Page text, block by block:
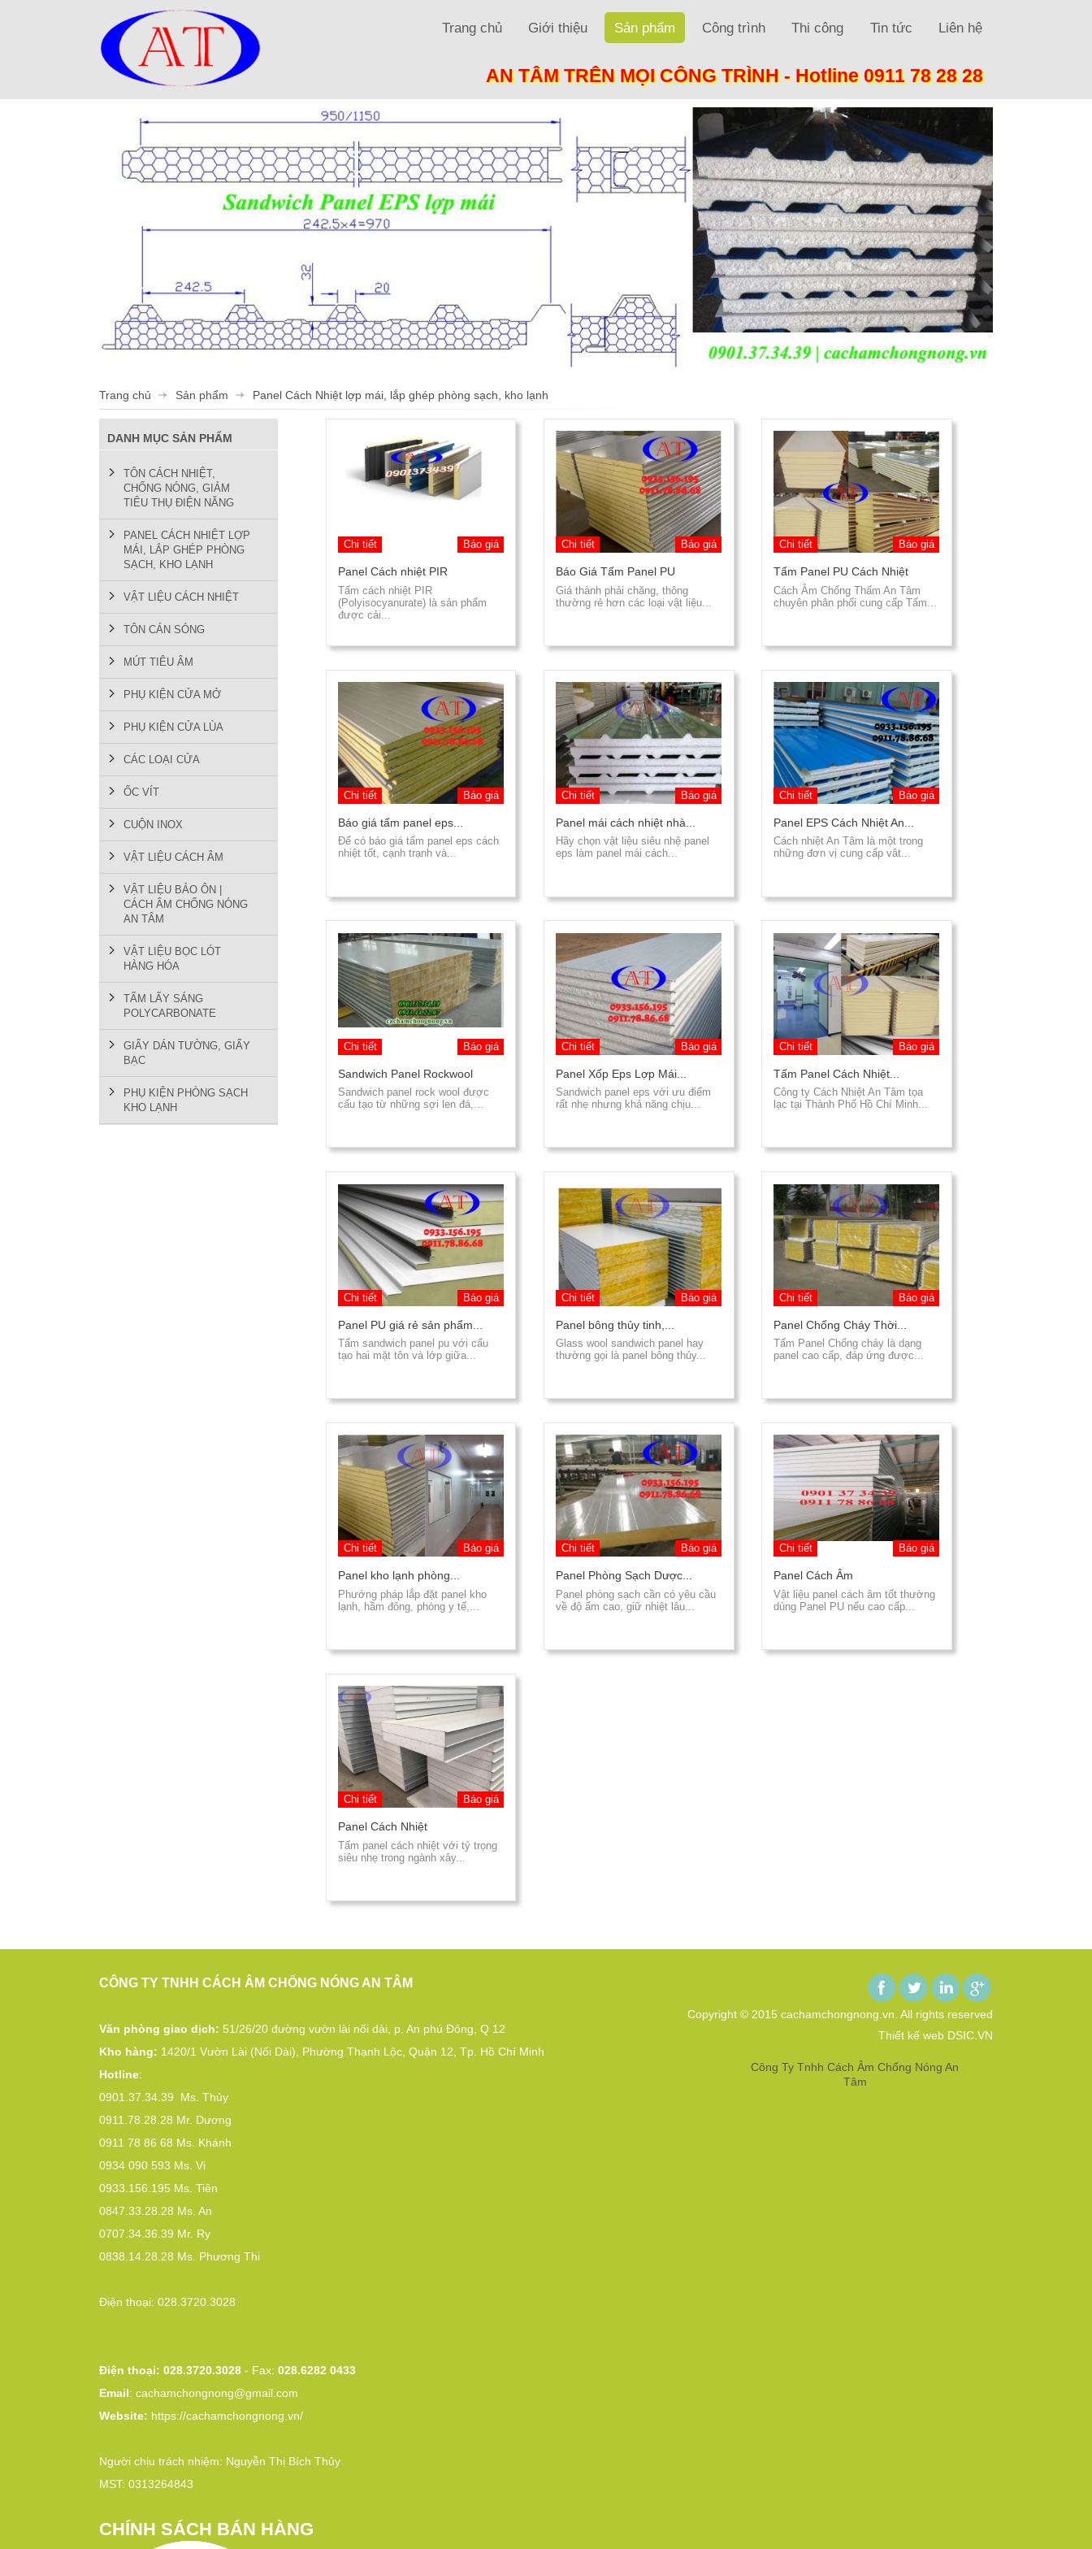
Trang chủ Giới thiệu Sản phẩm Công trình Thi công Tin tức Liên hệ
AN TÂM TRÊN MỌI CÔNG TRÌNH -Hotline 0911 78 28 28
Trang chủ Sản phẩm Panel Cách Nhiệt lợp mái, lắp ghép phòng sạch, kho lạnh
Chi tiết Báo giá
Panel Cách nhiệt PIR
Tấm cách nhiệt PIR
(Polyisocyanurate) là sản phẩm
được cải...
Chi tiết Báo giá
Báo Giá Tấm Panel PU
Giá thành phải chăng, thông
thường rẻ hơn các loại vật liệu...
Chi tiết Báo giá
Tấm Panel PU Cách Nhiệt
Cách Âm Chống Thấm An Tâm
chuyên phân phối cung cấp Tấm...
Chi tiết Báo giá
Báo giá tấm panel eps...
Để có báo giá tấm panel eps cách
nhiệt tốt, cạnh trạnh và...
Chi tiết Báo giá
Panel mái cách nhiệt nhà...
Hãy chọn vật liệu siêu nhệ panel
eps làm panel mái cách...
Chi tiết Báo giá
Panel EPS Cách Nhiệt An...
Cách nhiệt An Tâm là một trong
những đơn vị cung cấp vât...
Chi tiết Báo giá
Sandwich Panel Rockwool
Sandwich panel rock wool được
cấu tạo từ những sợi len đá,...
Chi tiết Báo giá
Panel Xốp Eps Lợp Mái...
Sandwich panel eps với ưu điểm
rất nhẹ nhưng khả năng chịu...
Chi tiết Báo giá
Tấm Panel Cách Nhiệt...
Công ty Cách Nhiệt An Tâm tọa
lạc tại Thành Phố Hồ Chí Minh...
Chi tiết Báo giá
Panel PU giá rẻ sản phẩm...
Tấm sandwich panel pu với cấu
tạo hai mặt tôn và lớp giữa...
Chi tiết Báo giá
Panel bông thủy tinh,...
Glass wool sandwich panel hay
thường gọi là panel bông thủy...
Chi tiết Báo giá
Panel Chống Cháy Thời...
Tấm Panel Chống cháy là dạng
panel cao cấp, đáp ứng được...
Chi tiết Báo giá
Panel kho lạnh phòng...
Phướng pháp lắp đặt panel kho
lạnh, hầm đông, phòng y tế,...
Chi tiết Báo giá
Panel Phòng Sạch Dược...
Panel phòng sạch cần có yêu cầu
về độ ẩm cao, giữ nhiệt lâu...
Chi tiết Báo giá
Panel Cách Âm
Vật liệu panel cách âm tốt thường
dùng Panel PU nếu cao cấp...
Chi tiết Báo giá
Panel Cách Nhiệt
Tấm panel cách nhiệt với tỷ trọng
siêu nhẹ trong ngành xây...
DANH MỤC SẢN PHẨM
TÔN CÁCH NHIỆT,
CHỐNG NÓNG, GIẢM
TIÊU THỤ ĐIỆN NĂNG
PANEL CÁCH NHIỆT LỢP
MÁI, LẮP GHÉP PHÒNG
SẠCH, KHO LẠNH
VẬT LIỆU CÁCH NHIỆT
TÔN CÁN SÓNG
MÚT TIÊU ÂM
PHỤ KIỆN CỬA MỞ
PHỤ KIỆN CỬA LÙA
CÁC LOẠI CỬA
ỐC VÍT
CUỘN INOX
VẬT LIỆU CÁCH ÂM
VẬT LIỆU BẢO ÔN |
CÁCH ÂM CHỐNG NÓNG
AN TÂM
VẬT LIỆU BỌC LÓT
HÀNG HÓA
TẤM LẤY SÁNG
POLYCARBONATE
GIẤY DÁN TƯỜNG, GIẤY
BẠC
PHỤ KIỆN PHÒNG SẠCH
KHO LẠNH
CÔNG TY TNHH CÁCH ÂM CHỐNG NÓNG AN TÂM
Văn phòng giao dịch: 51/26/20 đường vườn lài nối dài, p. An phú Đông, Q 12
Kho hàng: 1420/1 Vườn Lài (Nối Dài), Phường Thạnh Lộc, Quận 12, Tp. Hồ Chí Minh
Hotline:
0901.37.34.39
Ms. Thủy
0911.78.28.28 Mr. Dương
0911 78 86 68 Ms. Khánh
0934 090 593 Ms. Vi
0933.156.195 Ms. Tiên
0847.33.28.28 Ms. An
0707.34.36.39 Mr. Ry
0838.14.28.28 Ms. Phương Thi
Điện thoại: 028.3720.3028
Điện thoại: 028.3720.3028 - Fax: 028.6282 0433
Email: cachamchongnong@gmail.com
Website: https://cachamchongnong.vn/
Người chịu trách nhiệm: Nguyễn Thị Bích Thủy
MST: 0313264843
CHÍNH SÁCH BÁN HÀNG
Copyright © 2015 cachamchongnong.vn. All rights reserved
Thiết kế web DSIC.VN
Công Ty Tnhh Cách Âm Chống Nóng An
Tâm